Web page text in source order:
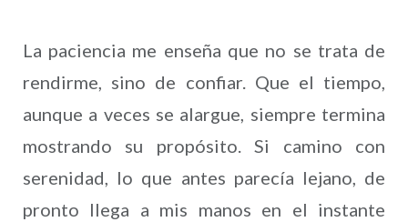
La paciencia me enseña que no se trata de
rendirme, sino de confiar. Que el tiempo,
aunque a veces se alargue, siempre termina
mostrando su propósito. Si camino con
serenidad, lo que antes parecía lejano, de
pronto llega a mis manos en el instante